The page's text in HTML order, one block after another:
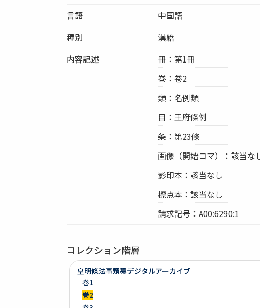
言語
中国語
種別
漢籍
内容記述
冊：第1冊
巻：卷2
類：名例類
目：王府條例
条：第23條
画像（開始コマ）：該当な
影印本：該当なし
標点本：該当なし
請求記号：A00:6290:1
コレクション階層
皇明條法事類纂デジタルアーカイブ
巻1
巻2